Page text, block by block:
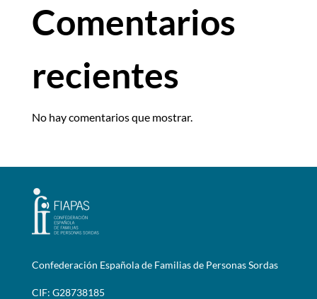
Comentarios
recientes
No hay comentarios que mostrar.
Confederación Española de Familias de Personas Sordas
CIF: G28738185